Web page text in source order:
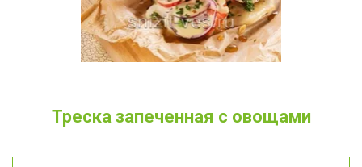
Треска запеченная с овощами